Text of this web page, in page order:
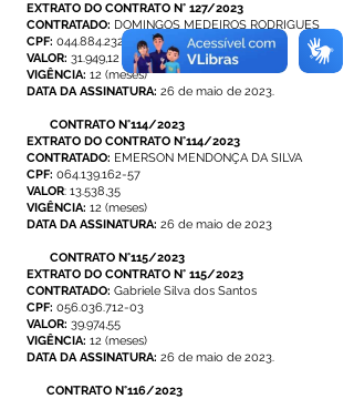
EXTRATO DO CONTRATO N° 127/2023
CONTRATADO: DOMINGOS MEDEIROS RODRIGUES
CPF: 044.884.232-72
VALOR: 31.949,12
VIGÊNCIA: 12 (meses)
DATA DA ASSINATURA: 26 de maio de 2023.
CONTRATO N°114/2023
EXTRATO DO CONTRATO N°114/2023
CONTRATADO: EMERSON MENDONÇA DA SILVA
CPF: 064.139.162-57
VALOR: 13.538,35
VIGÊNCIA: 12 (meses)
DATA DA ASSINATURA: 26 de maio de 2023
CONTRATO N°115/2023
EXTRATO DO CONTRATO N° 115/2023
CONTRATADO: Gabriele Silva dos Santos
CPF: 056.036.712-03
VALOR: 39.974,55
VIGÊNCIA: 12 (meses)
DATA DA ASSINATURA: 26 de maio de 2023.
CONTRATO N°116/2023